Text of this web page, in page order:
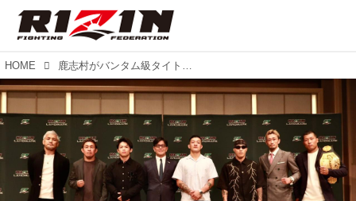
HOME 鹿志村がバンタム級タイトルに挑戦など4カード発表！RIZIN LANDMARK 15 in HIROSHIMA 追加対戦カード発表記者会見